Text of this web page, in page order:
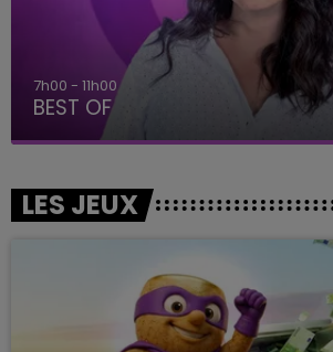
7h00 - 11h00
BEST OF
LES JEUX